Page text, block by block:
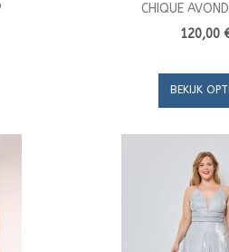
CHIQUE
120,00
BEKIJK